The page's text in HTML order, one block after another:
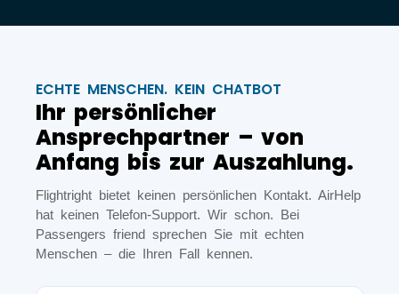
ECHTE MENSCHEN. KEIN CHATBOT
Ihr persönlicher
Ansprechpartner – von
Anfang bis zur Auszahlung.
Flightright bietet keinen persönlichen Kontakt. AirHelp
hat keinen Telefon-Support. Wir schon. Bei
Passengers friend sprechen Sie mit echten
Menschen – die Ihren Fall kennen.